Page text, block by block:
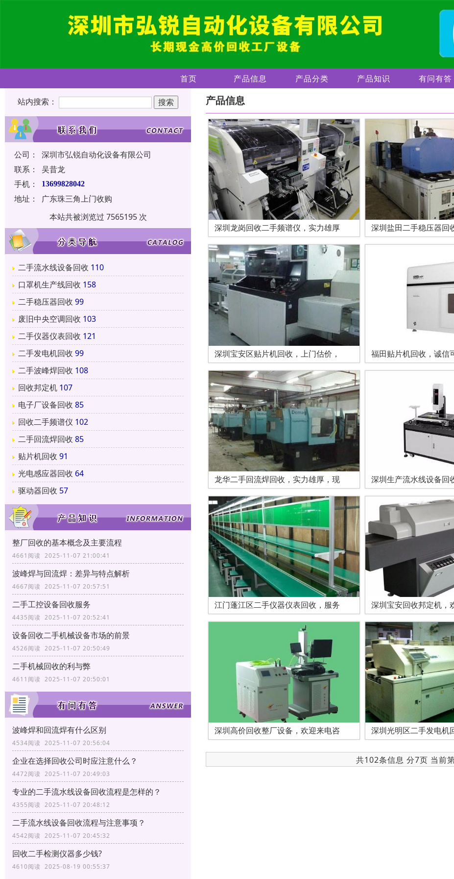
首页 产品信息 产品分类 产品知识 有问有答
站内搜索：
公司：
深圳市弘锐自动化设备有限公司
联系：
吴昔龙
手机：
13699828042
地址：
广东珠三角上门收购
本站共被浏览过 7565195 次
二手流水线设备回收 110
口罩机生产线回收 158
二手稳压器回收 99
废旧中央空调回收 103
二手仪器仪表回收 121
二手发电机回收 99
二手波峰焊回收 108
回收邦定机 107
电子厂设备回收 85
回收二手频谱仪 102
二手回流焊回收 85
贴片机回收 91
光电感应器回收 64
驱动器回收 57
整厂回收的基本概念及主要流程
4661阅读 2025-11-07 21:00:41
波峰焊与回流焊：差异与特点解析
4667阅读 2025-11-07 20:57:51
二手工控设备回收服务
4435阅读 2025-11-07 20:52:41
设备回收二手机械设备市场的前景
4526阅读 2025-11-07 20:50:49
二手机械回收的利与弊
4611阅读 2025-11-07 20:50:01
波峰焊和回流焊有什么区别
4534阅读 2025-11-07 20:56:04
企业在选择回收公司时应注意什么？
4472阅读 2025-11-07 20:49:03
专业的二手流水线设备回收流程是怎样的？
4355阅读 2025-11-07 20:48:12
二手流水线设备回收流程与注意事项？
4542阅读 2025-11-07 20:45:32
回收二手检测仪器多少钱?
4610阅读 2025-08-19 00:55:37
产品信息
深圳龙岗回收二手频谱仪，实力雄厚 深圳盐田二手稳压器回
深圳宝安区贴片机回收，上门估价， 福田贴片机回收，诚信
龙华二手回流焊回收，实力雄厚，现 深圳生产流水线设备回
江门蓬江区二手仪器仪表回收，服务 深圳宝安回收邦定机，
深圳高价回收整厂设备，欢迎来电咨 深圳光明区二手发电机
共102条信息 分7页 当前